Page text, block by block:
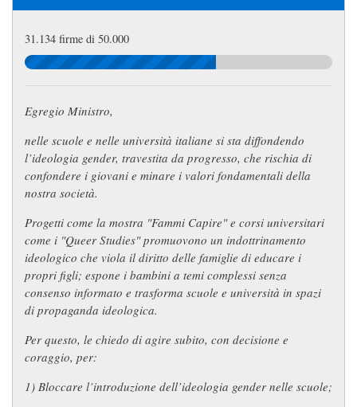
31.134 firme di 50.000
Egregio Ministro,
nelle scuole e nelle università italiane si sta diffondendo
l’ideologia gender, travestita da progresso, che rischia di
confondere i giovani e minare i valori fondamentali della
nostra società.
Progetti come la mostra "Fammi Capire"e corsi universitari
come i "Queer Studies" promuovono un indottrinamento
ideologico che viola il diritto delle famiglie di educare i
propri figli; espone i bambini a temi complessi senza
consenso informato e trasforma scuole e università in spazi
di propaganda ideologica.
Per questo, le chiedo di agire subito, con decisione e
coraggio, per:
1) Bloccare l’introduzione dell’ideologia gender nelle scuole;